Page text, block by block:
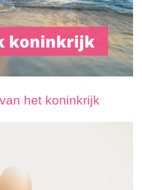
het koninkrijk